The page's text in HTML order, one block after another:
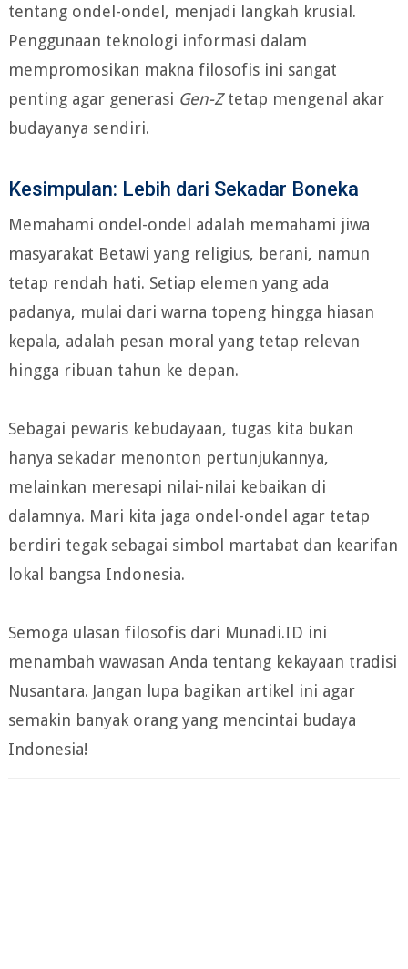
tentang ondel-ondel, menjadi langkah krusial.
Penggunaan teknologi informasi dalam
mempromosikan makna filosofis ini sangat
penting agar generasi Gen-Ztetap mengenal akar
budayanya sendiri.
Kesimpulan: Lebih dari Sekadar Boneka
Memahami ondel-ondel adalah memahami jiwa
masyarakat Betawi yang religius, berani, namun
tetap rendah hati. Setiap elemen yang ada
padanya, mulai dari warna topeng hingga hiasan
kepala, adalah pesan moral yang tetap relevan
hingga ribuan tahun ke depan.
Sebagai pewaris kebudayaan, tugas kita bukan
hanya sekadar menonton pertunjukannya,
melainkan meresapi nilai-nilai kebaikan di
dalamnya. Mari kita jaga ondel-ondel agar tetap
berdiri tegak sebagai simbol martabat dan kearifan
lokal bangsa Indonesia.
Semoga ulasan filosofis dari Munadi.ID ini
menambah wawasan Anda tentang kekayaan tradisi
Nusantara. Jangan lupa bagikan artikel ini agar
semakin banyak orang yang mencintai budaya
Indonesia!